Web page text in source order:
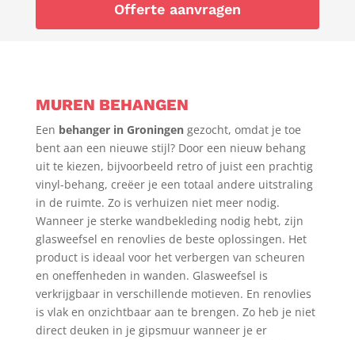
Offerte aanvragen
MUREN BEHANGEN
Een behanger in Groningengezocht, omdat je toe
bent aan een nieuwe stijl? Door een nieuw behang
uit te kiezen, bijvoorbeeld retro of juist een prachtig
vinyl-behang, creëer je een totaal andere uitstraling
in de ruimte. Zo is verhuizen niet meer nodig.
Wanneer je sterke wandbekleding nodig hebt, zijn
glasweefsel en renovlies de beste oplossingen. Het
product is ideaal voor het verbergen van scheuren
en oneffenheden in wanden. Glasweefsel is
verkrijgbaar in verschillende motieven. En renovlies
is vlak en onzichtbaar aan te brengen. Zo heb je niet
direct deuken in je gipsmuur wanneer je er